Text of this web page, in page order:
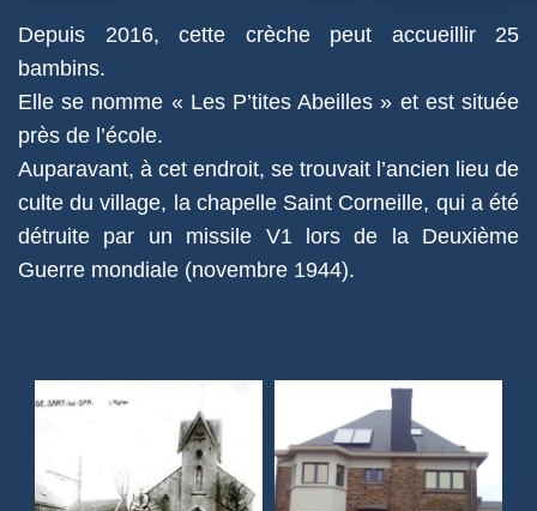
Depuis 2016, cette crèche peut accueillir 25
bambins.
Elle se nomme « Les P’tites Abeilles » et est située
près de l’école.
Auparavant, à cet endroit, se trouvait l’ancien lieu de
culte du village, la chapelle Saint Corneille, qui a été
détruite par un missile V1 lors de la Deuxième
Guerre mondiale (novembre 1944).